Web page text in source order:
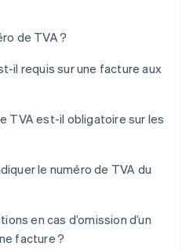
de TVA ?
il requis sur une facture aux
TVA est-il obligatoire sur les
le numéro de TVA du
en cas d’omission d’un
facture ?